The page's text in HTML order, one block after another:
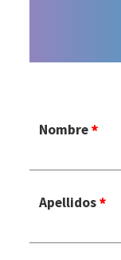
Nombre
Apellidos